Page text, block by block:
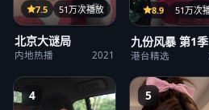
22集
7.5 51万次播放
北京大谜局
内地热播 2021
8.9 51万次
九份风暴 第1季
港台精选
4 5